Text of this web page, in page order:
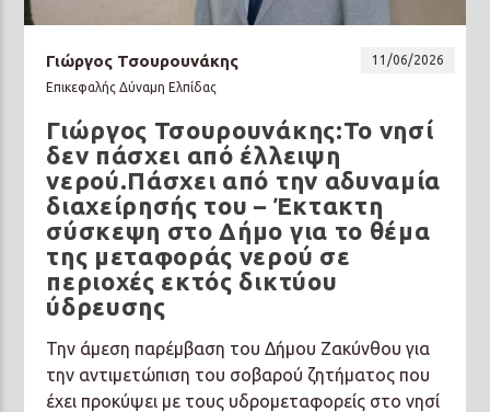
Γιώργος Τσουρουνάκης
11/06/2026
Επικεφαλής Δύναμη Ελπίδας
Γιώργος Τσουρουνάκης:Το νησί
δεν πάσχει από έλλειψη
νερού.Πάσχει από την αδυναμία
διαχείρησής του – Έκτακτη
σύσκεψη στο Δήμο για το θέμα
της μεταφοράς νερού σε
περιοχές εκτός δικτύου
ύδρευσης
Την άμεση παρέμβαση του Δήμου Ζακύνθου για
την αντιμετώπιση του σοβαρού ζητήματος που
έχει προκύψει με τους υδρομεταφορείς στο νησί